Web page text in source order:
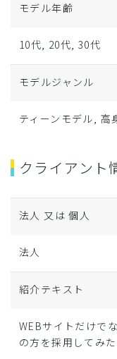
モデル年齢
10代, 20代, 30代
モデルジャンル
ティーンモデル, 高
クライアント
法人 又は 個人
法人
紹介テキスト
WEBサイトだけで
の方を採用してみた